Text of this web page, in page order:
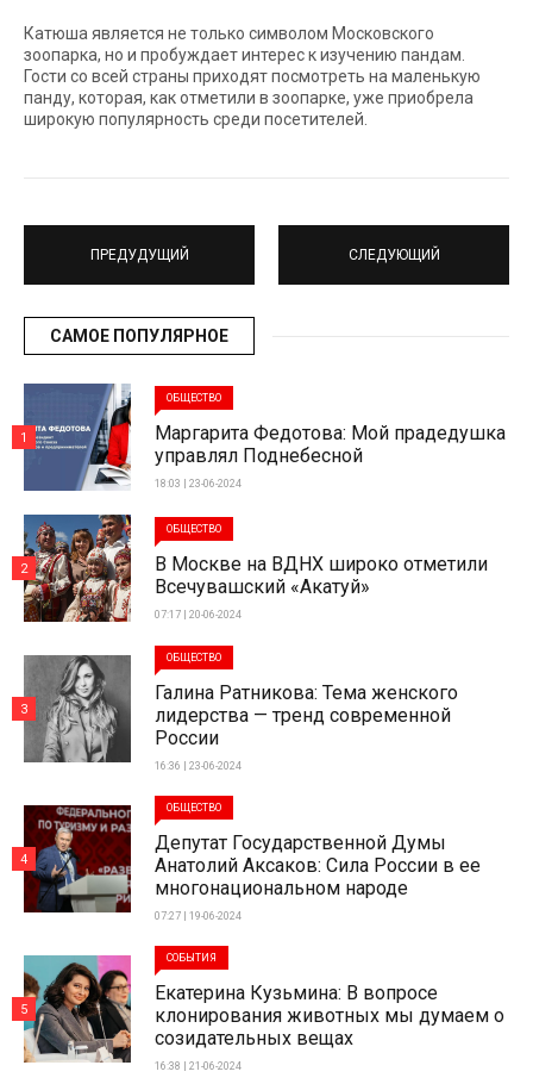
Катюша является не только символом Московского
зоопарка, но и пробуждает интерес к изучению пандам.
Гости со всей страны приходят посмотреть на маленькую
панду, которая, как отметили в зоопарке, уже приобрела
широкую популярность среди посетителей.
ПРЕДУДУЩИЙ СЛЕДУЮЩИЙ
САМОЕ ПОПУЛЯРНОЕ
ОБЩЕСТВО
Маргарита Федотова: Мой прадедушка
управлял Поднебесной
18:03 | 23-06-2024
1
ОБЩЕСТВО
В Москве на ВДНХ широко отметили
Всечувашский «Акатуй»
07:17 | 20-06-2024
2
ОБЩЕСТВО
Галина Ратникова: Тема женского
лидерства — тренд современной
России
16:36 | 23-06-2024
3
ОБЩЕСТВО
Депутат Государственной Думы
Анатолий Аксаков: Сила России в ее
многонациональном народе
07:27 | 19-06-2024
4
СОБЫТИЯ
Екатерина Кузьмина: В вопросе
клонирования животных мы думаем о
созидательных вещах
16:38 | 21-06-2024
5